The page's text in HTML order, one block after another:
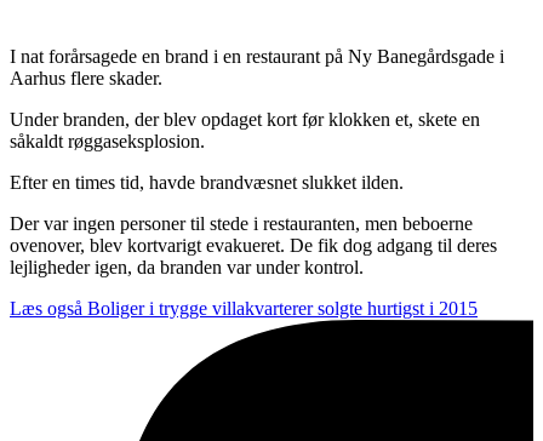
I nat forårsagede en brand i en restaurant på Ny Banegårdsgade i
Aarhus flere skader.
Under branden, der blev opdaget kort før klokken et, skete en
såkaldt røggaseksplosion.
Efter en times tid, havde brandvæsnet slukket ilden.
Der var ingen personer til stede i restauranten, men beboerne
ovenover, blev kortvarigt evakueret. De fik dog adgang til deres
lejligheder igen, da branden var under kontrol.
Læs også Boliger i trygge villakvarterer solgte hurtigst i 2015